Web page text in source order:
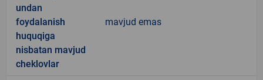
undan
foydalanish
huquqiga
nisbatan mavjud
cheklovlar
mavjud emas